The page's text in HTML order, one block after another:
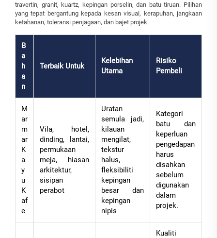
travertin, granit, kuartz, kepingan porselin, dan batu tiruan. Pilihan
yang tepat bergantung kepada kesan visual, kerapuhan, jangkaan
ketahanan, toleransi penjagaan, dan bajet projek.
B
a
h
a
n
Terbaik Untuk
Kelebihan
Utama
Risiko
Pembeli
M
ar
m
ar
K
a
y
u
K
af
e
Vila, hotel,
dinding, lantai,
permukaan
meja, hiasan
arkitektur,
sisipan
perabot
Uratan
semula jadi,
kilauan
mengilat,
tekstur
halus,
fleksibiliti
kepingan
besar dan
kepingan
nipis
Kategori
batu dan
keperluan
pengedapan
harus
disahkan
sebelum
digunakan
dalam
projek.
Kualiti